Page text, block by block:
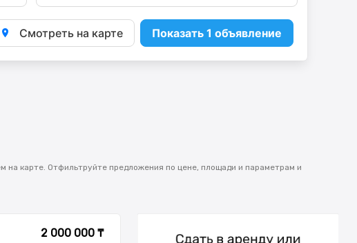
Смотреть на карте Показать 1 объявление
карте. Отфильтруйте предложения по цене, площади и параметрам и
2 000 000 ₸